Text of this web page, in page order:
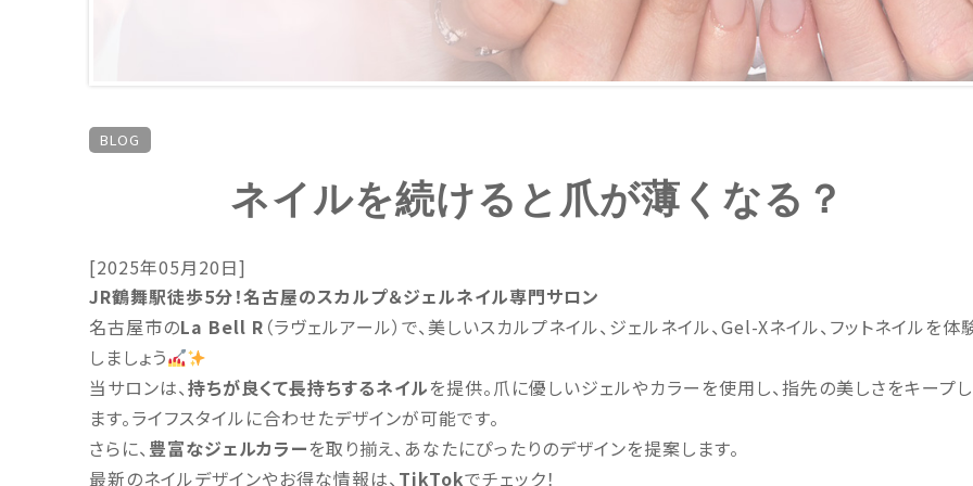
BLOG
ネイルを続けると爪が薄くなる？
[2025年05月20日]
JR鶴舞駅徒歩5分！名古屋のスカルプ＆ジェルネイル専門サロン
名古屋市のLa Bell R （ラヴェルアール）で、美しいスカルプネイル、ジェルネイル、Gel-Xネイル、フットネイルを体
しましょう
当サロンは、持ちが良くて長持ちするネイルを提供。爪に優しいジェルやカラーを使用し、指先の美しさをキープし
ます。ライフスタイルに合わせたデザインが可能です。
さらに、 豊富なジェルカラーを取り揃え、あなたにぴったりのデザインを提案します。
最新のネイルデザインやお得な情報は、 TikTokでチェック！